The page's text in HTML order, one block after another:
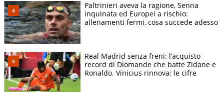
Paltrinieri aveva la ragione, Senna
inquinata ed Europei a rischio:
allenamenti fermi, cosa succede adesso
Real Madrid senza freni: l’acquisto
record di Diomande che batte Zidane e
Ronaldo. Vinicius rinnova: le cifre